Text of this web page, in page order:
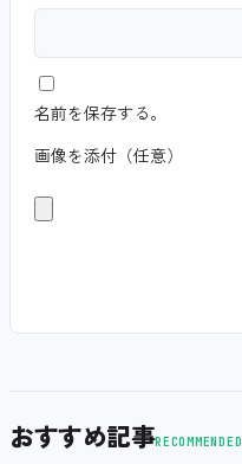
名前を保存する。
画像を添付（任意）
おすすめ記事RECOMMENDED